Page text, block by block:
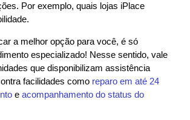
Por exemplo, quais lojas iPlace
a melhor opção para você, é só
especializado! Nesse sentido, vale
que disponibilizam assistência
facilidades como reparo em até 24
e acompanhamento do status do